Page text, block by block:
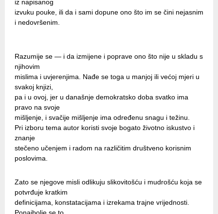
iz napisanog
izvuku pouke, ili da i sami dopune ono što im se čini nejasnim
i nedovršenim.
Razumije se — i da izmijene i poprave ono što nije u skladu s
njihovim
mislima i uvjerenjima. Nađe se toga u manjoj ili većoj mjeri u
svakoj knjizi,
pa i u ovoj, jer u današnje demokratsko doba svatko ima
pravo na svoje
mišljenje, i svačije mišljenje ima određenu snagu i težinu.
Pri izboru tema autor koristi svoje bogato životno iskustvo i
znanje
stečeno učenjem i radom na različitim društveno korisnim
poslovima.
Zato se njegove misli odlikuju slikovitošću i mudrošću koja se
potvrđuje kratkim
definicijama, konstatacijama i izrekama trajne vrijednosti.